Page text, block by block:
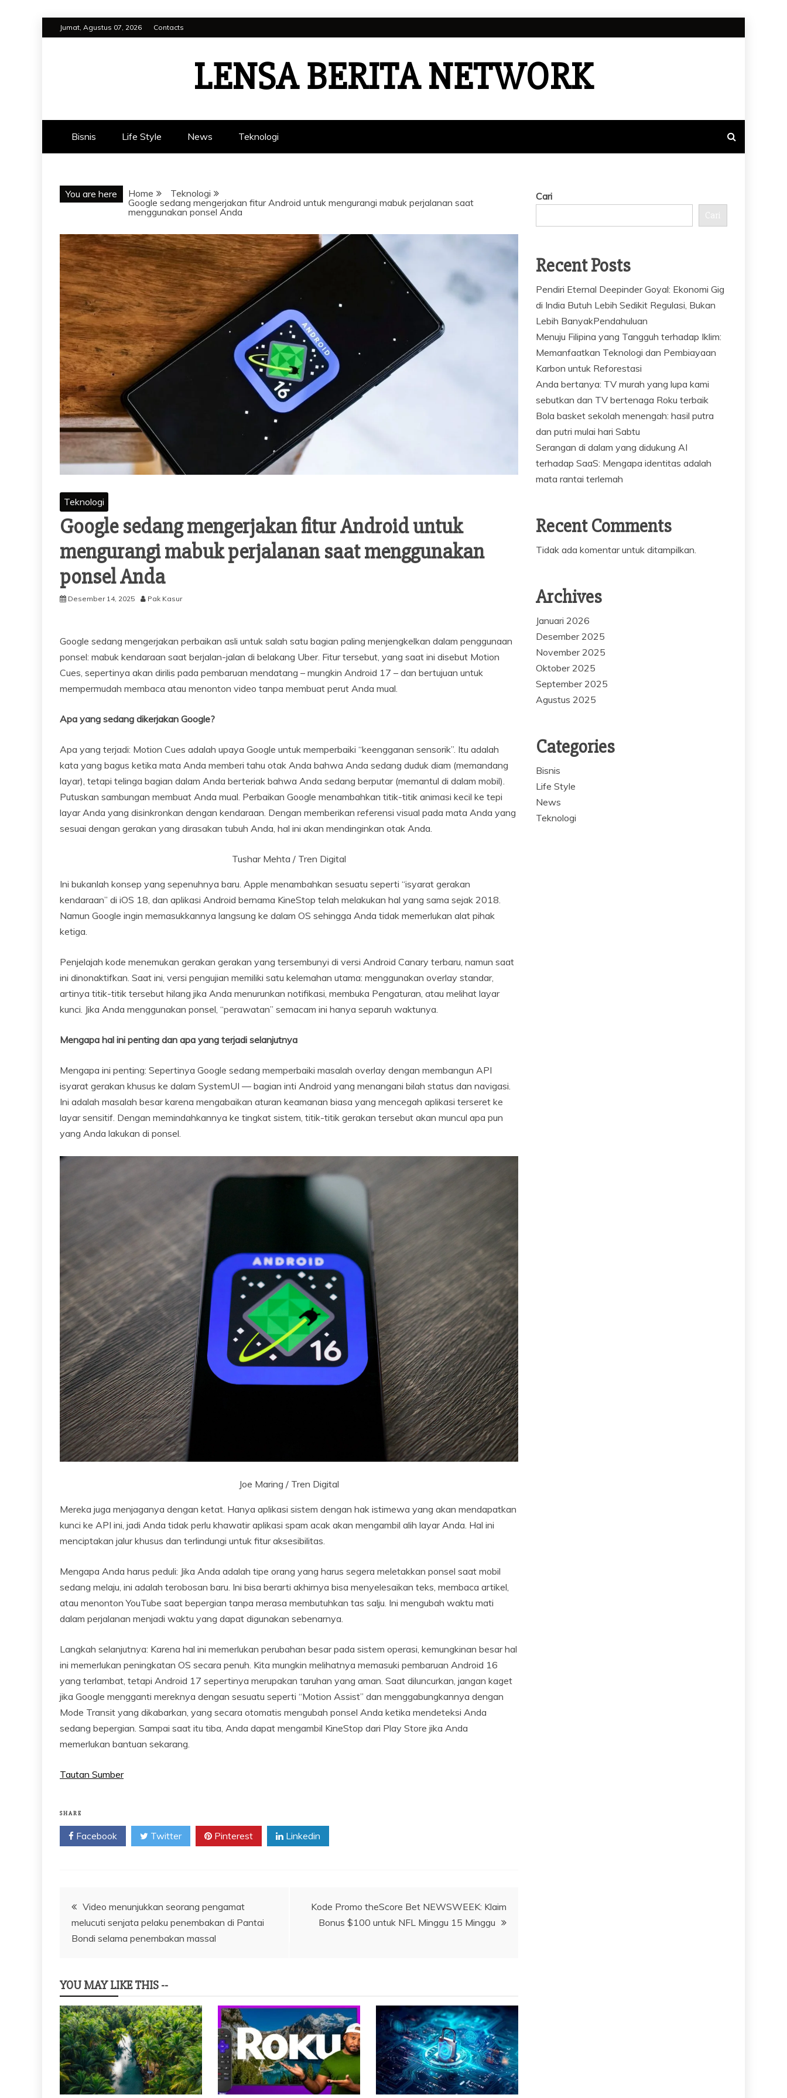
to
Jumat, Agustus 07, 2026 Contacts
LENSA BERITA NETWORK
Bisnis Life Style News Teknologi
You are here Home
Teknologi
Google sedang mengerjakan fitur Android untuk mengurangi mabuk perjalanan saat
menggunakan ponsel Anda
Teknologi
Google sedang mengerjakan fitur Android untuk
mengurangi mabuk perjalanan saat menggunakan
ponsel Anda
Desember 14, 2025 Pak Kasur
Google sedang mengerjakan perbaikan asli untuk salah satu bagian paling menjengkelkan dalam penggunaan
ponsel: mabuk kendaraan saat berjalan-jalan di belakang Uber. Fitur tersebut, yang saat ini disebut Motion
Cues, sepertinya akan dirilis pada pembaruan mendatang – mungkin Android 17 – dan bertujuan untuk
mempermudah membaca atau menonton video tanpa membuat perut Anda mual.
Apa yang sedang dikerjakan Google?
Apa yang terjadi: Motion Cues adalah upaya Google untuk memperbaiki “keengganan sensorik”. Itu adalah
kata yang bagus ketika mata Anda memberi tahu otak Anda bahwa Anda sedang duduk diam (memandang
layar), tetapi telinga bagian dalam Anda berteriak bahwa Anda sedang berputar (memantul di dalam mobil).
Putuskan sambungan membuat Anda mual. Perbaikan Google menambahkan titik-titik animasi kecil ke tepi
layar Anda yang disinkronkan dengan kendaraan. Dengan memberikan referensi visual pada mata Anda yang
sesuai dengan gerakan yang dirasakan tubuh Anda, hal ini akan mendinginkan otak Anda.
Tushar Mehta / Tren Digital
Ini bukanlah konsep yang sepenuhnya baru. Apple menambahkan sesuatu seperti “isyarat gerakan
kendaraan” di iOS 18, dan aplikasi Android bernama KineStop telah melakukan hal yang sama sejak 2018.
Namun Google ingin memasukkannya langsung ke dalam OS sehingga Anda tidak memerlukan alat pihak
ketiga.
Penjelajah kode menemukan gerakan gerakan yang tersembunyi di versi Android Canary terbaru, namun saat
ini dinonaktifkan. Saat ini, versi pengujian memiliki satu kelemahan utama: menggunakan overlay standar,
artinya titik-titik tersebut hilang jika Anda menurunkan notifikasi, membuka Pengaturan, atau melihat layar
kunci. Jika Anda menggunakan ponsel, “perawatan” semacam ini hanya separuh waktunya.
Mengapa hal ini penting dan apa yang terjadi selanjutnya
Mengapa ini penting: Sepertinya Google sedang memperbaiki masalah overlay dengan membangun API
isyarat gerakan khusus ke dalam SystemUI — bagian inti Android yang menangani bilah status dan navigasi.
Ini adalah masalah besar karena mengabaikan aturan keamanan biasa yang mencegah aplikasi terseret ke
layar sensitif. Dengan memindahkannya ke tingkat sistem, titik-titik gerakan tersebut akan muncul apa pun
yang Anda lakukan di ponsel.
Joe Maring / Tren Digital
Mereka juga menjaganya dengan ketat. Hanya aplikasi sistem dengan hak istimewa yang akan mendapatkan
kunci ke API ini, jadi Anda tidak perlu khawatir aplikasi spam acak akan mengambil alih layar Anda. Hal ini
menciptakan jalur khusus dan terlindungi untuk fitur aksesibilitas.
Mengapa Anda harus peduli: Jika Anda adalah tipe orang yang harus segera meletakkan ponsel saat mobil
sedang melaju, ini adalah terobosan baru. Ini bisa berarti akhirnya bisa menyelesaikan teks, membaca artikel,
atau menonton YouTube saat bepergian tanpa merasa membutuhkan tas salju. Ini mengubah waktu mati
dalam perjalanan menjadi waktu yang dapat digunakan sebenarnya.
Langkah selanjutnya: Karena hal ini memerlukan perubahan besar pada sistem operasi, kemungkinan besar hal
ini memerlukan peningkatan OS secara penuh. Kita mungkin melihatnya memasuki pembaruan Android 16
yang terlambat, tetapi Android 17 sepertinya merupakan taruhan yang aman. Saat diluncurkan, jangan kaget
jika Google mengganti mereknya dengan sesuatu seperti “Motion Assist” dan menggabungkannya dengan
Mode Transit yang dikabarkan, yang secara otomatis mengubah ponsel Anda ketika mendeteksi Anda
sedang bepergian. Sampai saat itu tiba, Anda dapat mengambil KineStop dari Play Store jika Anda
memerlukan bantuan sekarang.
Tautan Sumber
SHARE
Facebook Twitter Pinterest Linkedin
Navigasi
pos
Video menunjukkan seorang pengamat
melucuti senjata pelaku penembakan di Pantai
Bondi selama penembakan massal
Kode Promo theScore Bet NEWSWEEK: Klaim
Bonus $100 untuk NFL Minggu 15 Minggu
YOU MAY LIKE THIS --
Cari
Cari
Recent Posts
Pendiri Eternal Deepinder Goyal: Ekonomi Gig
di India Butuh Lebih Sedikit Regulasi, Bukan
Lebih BanyakPendahuluan
Menuju Filipina yang Tangguh terhadap Iklim:
Memanfaatkan Teknologi dan Pembiayaan
Karbon untuk Reforestasi
Anda bertanya: TV murah yang lupa kami
sebutkan dan TV bertenaga Roku terbaik
Bola basket sekolah menengah: hasil putra
dan putri mulai hari Sabtu
Serangan di dalam yang didukung AI
terhadap SaaS: Mengapa identitas adalah
mata rantai terlemah
Recent Comments
Tidak ada komentar untuk ditampilkan.
Archives
Januari 2026
Desember 2025
November 2025
Oktober 2025
September 2025
Agustus 2025
Categories
Bisnis
Life Style
News
Teknologi